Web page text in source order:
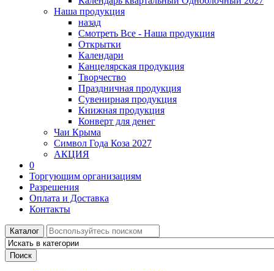
Наша продукция
назад
Смотреть Все - Наша продукция
Открытки
Календари
Канцелярская продукция
Творчество
Праздничная продукция
Сувенирная продукция
Книжная продукция
Конверт для денег
Чаи Крыма
Символ Года Коза 2027
АКЦИЯ
0
Торгующим организациям
Разрешения
Оплата и Доставка
Контакты
Каталог
Поиск